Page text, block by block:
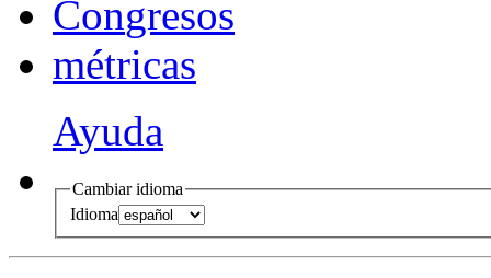
Congresos
métricas
Ayuda
Cambiar idioma
Idioma